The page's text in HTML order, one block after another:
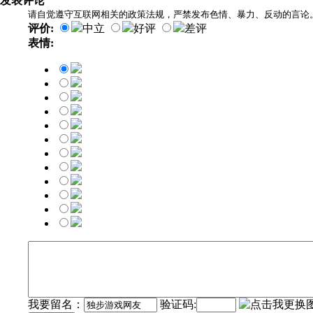
请自觉遵守互联网相关的政策法规，严禁发布色情、暴力、反动的言论
评价: 中立 好评
差评
表情:
我要留名： 验证码: